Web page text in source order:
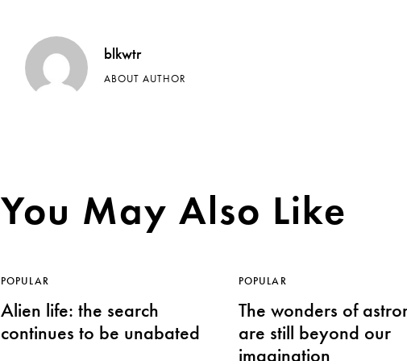
blkwtr
ABOUT AUTHOR
You May Also Like
POPULAR
Alien life: the search
continues to be unabated
POPULAR
The wonders of
are still beyond our
imagination